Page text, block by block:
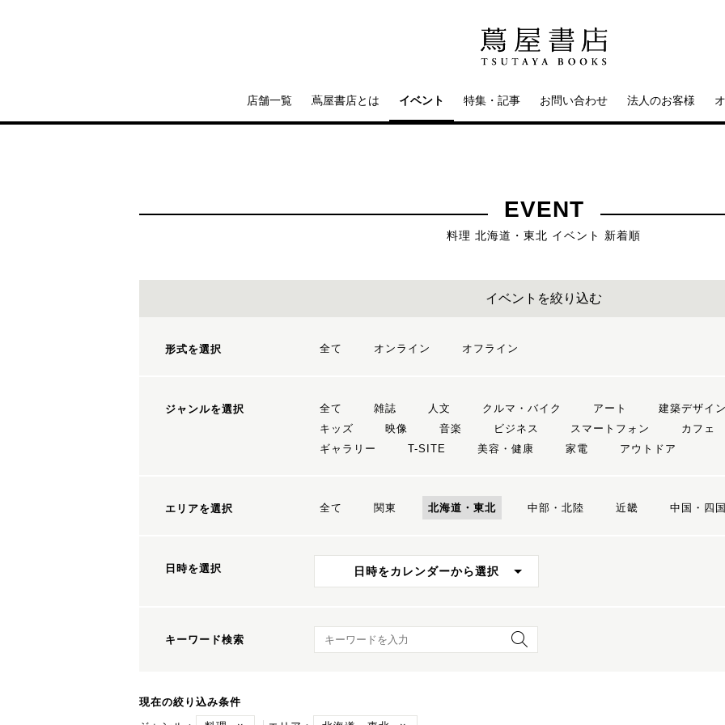
店舗一覧 蔦屋書店とは イベント 特集・記事 お問い合わせ 法人のお客様
EVENT
料理 北海道・東北 イベント 新着順
イベントを絞り込む
形式を選択 全て オンライン オフライン
ジャンルを選択 全て 雑誌 人文 クルマ・バイク アート 建築デザイン
キッズ
映像 音楽 ビジネス スマートフォン カフェ
ギャラリー
T-SITE 美容・健康 家電 アウトドア
エリアを選択 全て 関東 北海道・東北 中部・北陸 近畿 中国・四国
日時を選択 日時をカレンダーから選択
キーワード検索 キーワード検索
現在の絞り込み条件